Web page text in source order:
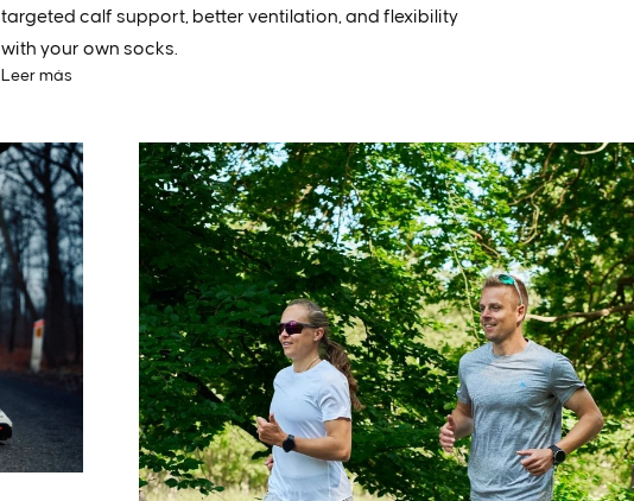
targeted calf support, better ventilation, and flexibility
with your own socks.
Leer más